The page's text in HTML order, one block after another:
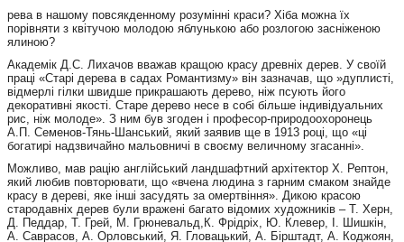
рева в нашому повсякденному розумінні краси? Хіба можна їх
порівняти з квітучою молодою яблунькою або розлогою засніженою
ялиною?
Академік Д.С. Лихачов вважав кращою красу древніх дерев. У своїй
праці «Старі дерева в садах Романтизму» він зазначав, що »дуплисті,
відмерлі гілки швидше прикрашають дерево, ніж псують його
декоративні якості. Старе дерево несе в собі більше індивідуальних
рис, ніж молоде». З ним був згоден і професор-природоохоронець
А.П. Семенов-Тянь-Шанський, який заявив ще в 1913 році, що «ці
богатирі надзвичайно мальовничі в своєму величному згасанні».
Можливо, мав рацію англійський ландшафтний архітектор Х. Рептон,
який любив повторювати, що «вчена людина з гарним смаком знайде
красу в дереві, яке інші засудять за омертвіння». Дикою красою
стародавніх дерев були вражені багато відомих художників – Т. Херн,
Д. Педдар, Т. Грей, М. Грюневальд,К. Фрідріх, Ю. Клевер, І. Шишкін,
А. Саврасов, А. Орловський, Я. Гловацький, А. Бірштадт, А. Коджоян,